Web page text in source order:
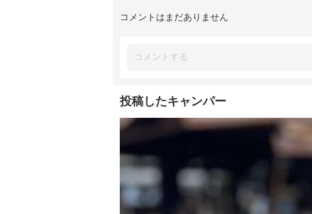
コメントはまだありません
投稿したキャンパー